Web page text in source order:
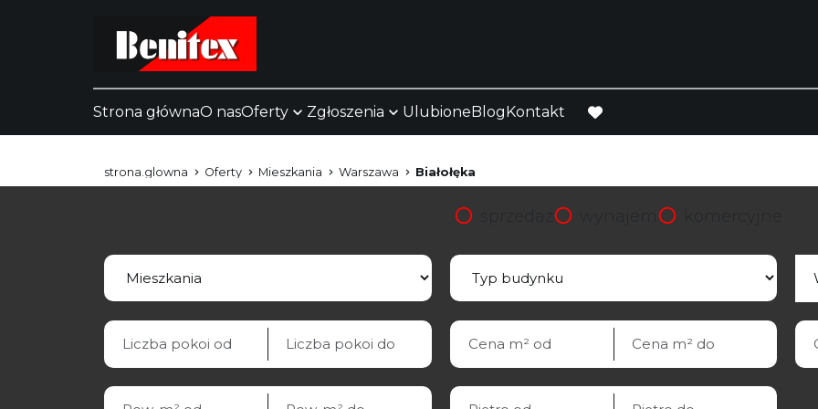
Strona głównaO nasOferty Zgłoszenia UlubioneBlogKontakt
favorite
strona.glowna Oferty Mieszkania Warszawa Białołęka